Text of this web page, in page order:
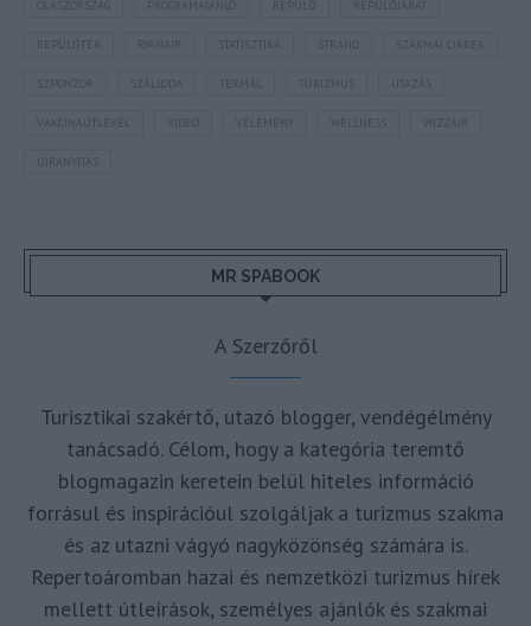
OLASZORSZÁG REPÜLŐJÁRAT
REPÜLŐTÉR STATISZTIKA STRAND SZAKMAI CIKKEK
SZPONZOR SZÁLLODA TERMÁL TURIZMUS UTAZÁS
VAKCINAÚTLEVÉL WIZZAIR
ÚJRANYITÁS
MR SPABOOK
A Szerzőről
Turisztikai szakértő, utazó blogger, vendégélmény
tanácsadó. Célom, hogy a kategória teremtő
blogmagazin keretein belül hiteles információ
forrásul és inspirációul szolgáljak a turizmus szakma
és az utazni vágyó nagyközönség számára is.
Repertoáromban hazai és nemzetközi turizmus hírek
mellett útleírások, személyes ajánlók és szakmai